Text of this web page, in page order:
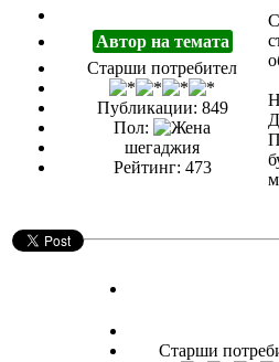
Автор на темата
Старши потребител
Публикации: 849
Пол:
шегаджия
Рейтинг: 473
Старши